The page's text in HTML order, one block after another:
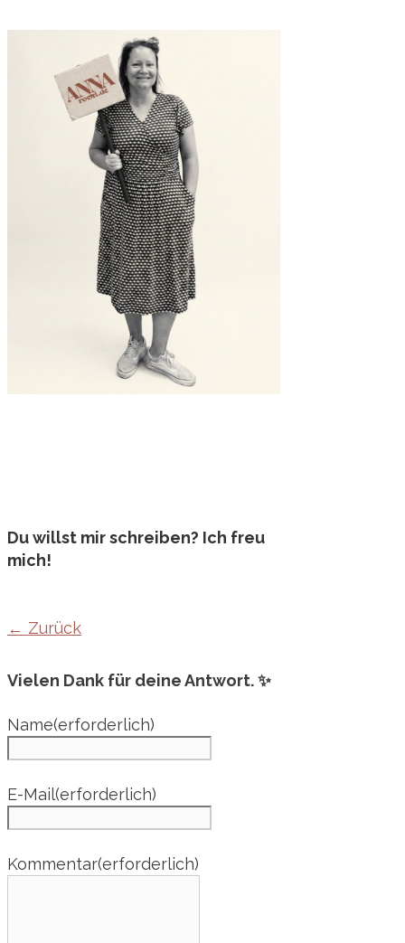
Du willst mir schreiben? Ich freu
mich!
← Zurück
Vielen Dank für deine Antwort. ✨
Name(erforderlich)
E-Mail(erforderlich)
Kommentar(erforderlich)